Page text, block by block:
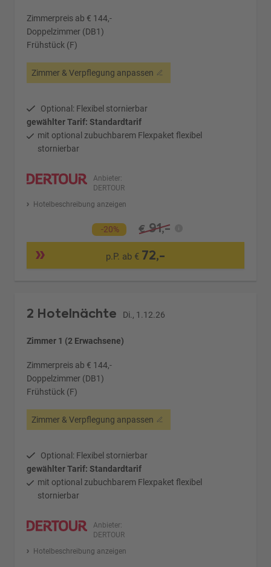
Zimmerpreis ab € 144,-
Doppelzimmer (DB1)
Frühstück (F)
Zimmer & Verpflegung anpassen
Optional: Flexibel stornierbar
gewählter Tarif: Standardtarif
mit optional zubuchbarem Flexpaket flexibel
stornierbar
Anbieter:
DERTOUR
Hotelbeschreibung anzeigen
-20% € 91,-
p.P. ab € 72,-
2 Hotelnächte Di., 1.12.26
Zimmer 1 (2 Erwachsene)
Zimmerpreis ab € 144,-
Doppelzimmer (DB1)
Frühstück (F)
Zimmer & Verpflegung anpassen
Optional: Flexibel stornierbar
gewählter Tarif: Standardtarif
mit optional zubuchbarem Flexpaket flexibel
stornierbar
Anbieter:
DERTOUR
Hotelbeschreibung anzeigen